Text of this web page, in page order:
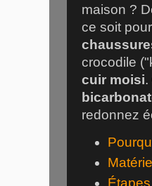
maison ?
ce soit
crocodile
cuir moisi.
redonnez